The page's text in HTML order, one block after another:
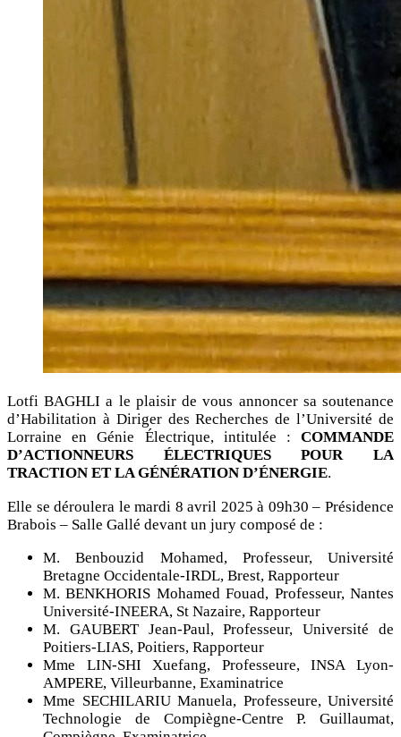
Lotfi BAGHLI a le plaisir de vous annoncer sa soutenance
d’Habilitation à Diriger des Recherches de l’Université de
Lorraine en Génie Électrique, intitulée : COMMANDE
D’ACTIONNEURS ÉLECTRIQUES POUR LA
TRACTION ET LA GÉNÉRATION D’ÉNERGIE.
Elle se déroulera le mardi 8 avril 2025 à 09h30 – Présidence
Brabois – Salle Gallé devant un jury composé de :
M. Benbouzid Mohamed, Professeur, Université
Bretagne Occidentale-IRDL, Brest, Rapporteur
M. BENKHORIS Mohamed Fouad, Professeur, Nantes
Université-INEERA, St Nazaire, Rapporteur
M. GAUBERT Jean-Paul, Professeur, Université de
Poitiers-LIAS, Poitiers, Rapporteur
Mme LIN-SHI Xuefang, Professeure, INSA Lyon-
AMPERE, Villeurbanne, Examinatrice
Mme SECHILARIU Manuela, Professeure, Université
Technologie de Compiègne-Centre P. Guillaumat,